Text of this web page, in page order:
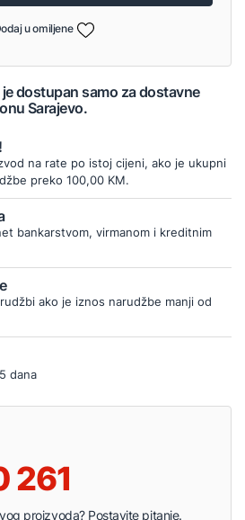
u omiljene
dostupan samo za dostavne
Sarajevo.
na rate po istoj cijeni, ako je ukupni
preko 100,00 KM.
bankarstvom, virmanom i kreditnim
ako je iznos narudžbe manji od
dana
261
proizvoda? Postavite pitanje.